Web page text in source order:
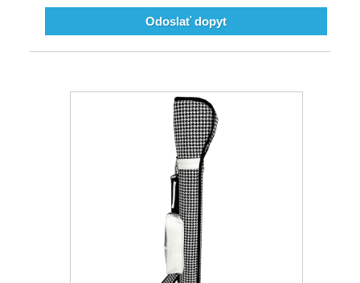
Odoslať dopyt